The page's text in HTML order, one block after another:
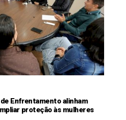
Enfrentamento alinham
proteção às mulheres